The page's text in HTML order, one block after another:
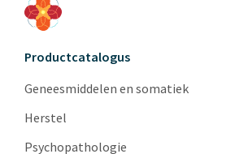
Productcatalogus
Geneesmiddelen en somatiek
Herstel
Psychopathologie